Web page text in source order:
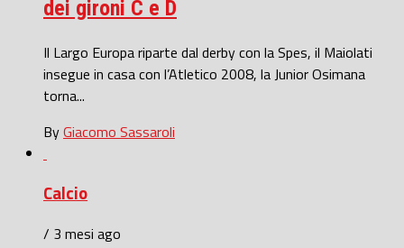
dei gironi C e D
Il Largo Europa riparte dal derby con la Spes, il Maiolati
insegue in casa con l’Atletico 2008, la Junior Osimana
torna...
ByGiacomo Sassaroli
Calcio
/ 3 mesi ago